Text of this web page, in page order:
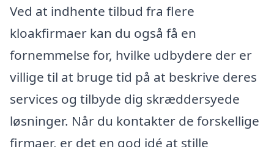
Ved at indhente tilbud fra flere
kloakfirmaer kan du også få en
fornemmelse for, hvilke udbydere der er
villige til at bruge tid på at beskrive deres
services og tilbyde dig skræddersyede
løsninger. Når du kontakter de forskellige
firmaer, er det en god idé at stille